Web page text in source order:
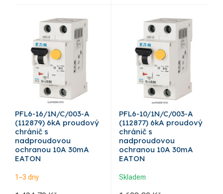
PFL6-16/1N/C/003-A
(112879) 6kA proudový
chránič s
nadproudovou
ochranou 10A 30mA
EATON
1–3 dny
PFL6-10/1N/C/003-A
(112877) 6kA proudový
chránič s
nadproudovou
ochranou 10A 30mA
EATON
Skladem